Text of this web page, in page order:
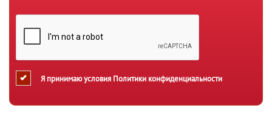
Я принимаю условия Политики конфиденциальности